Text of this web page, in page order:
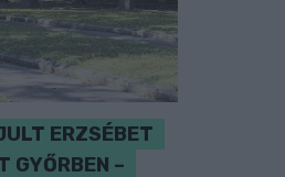
ERZSÉBET
GYŐRBEN –